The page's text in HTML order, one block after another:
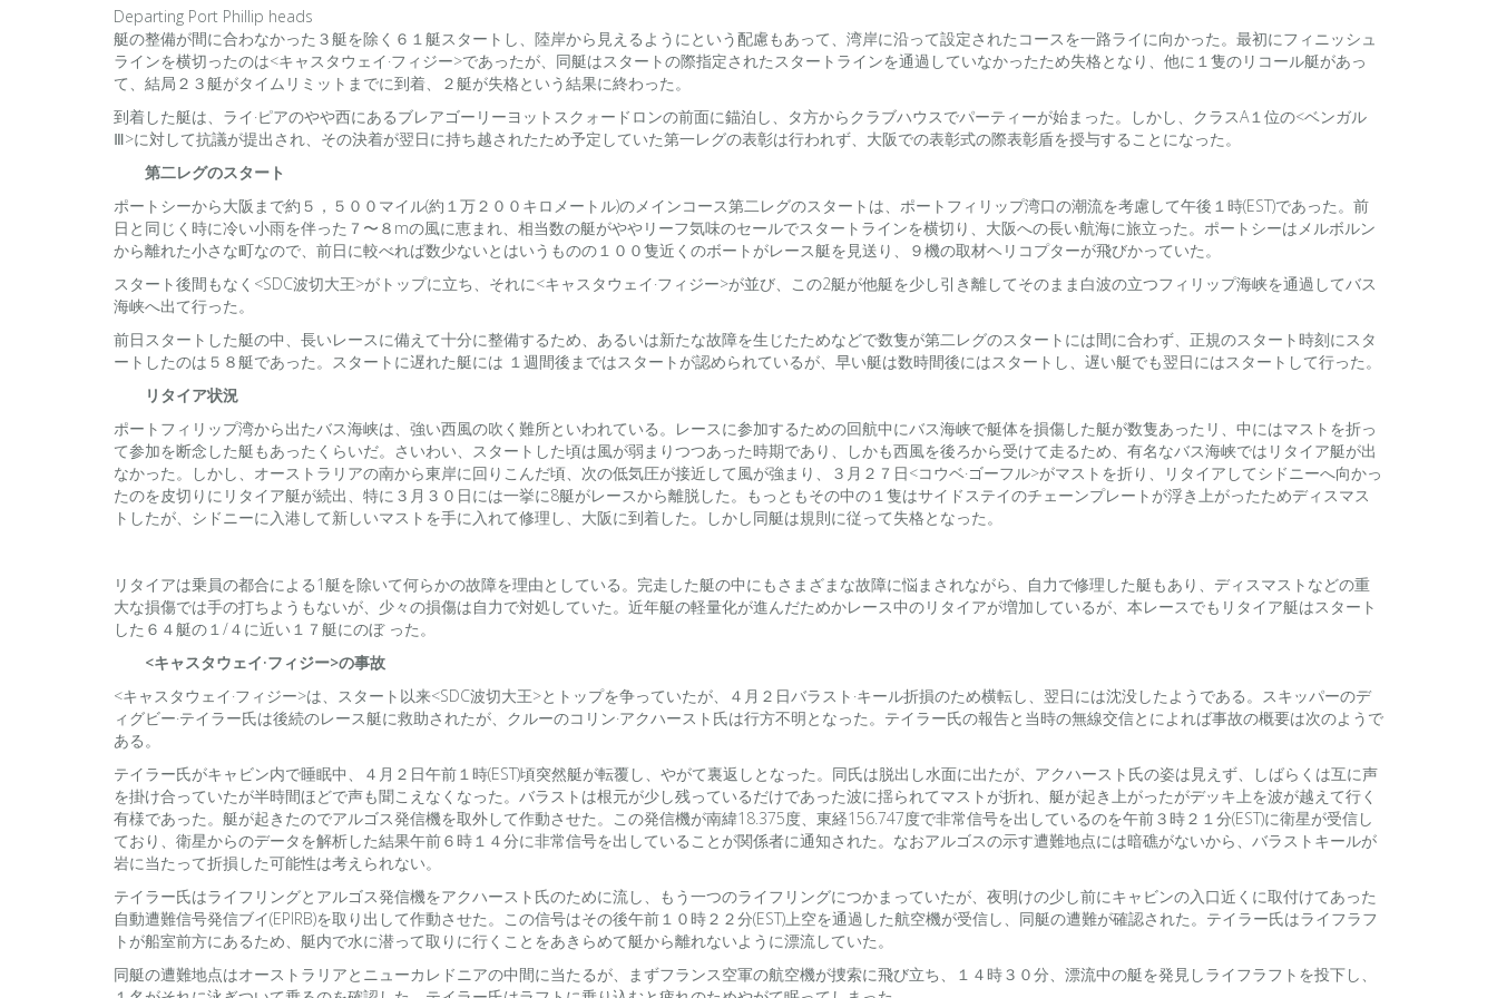
Departing Port Phillip heads
艇の整備が間に合わなかった３艇を除く６１艇スタートし、陸岸から見えるようにという配慮もあって、湾岸に沿って設定されたコースを一路ライに向かった。最初にフィニッシュ
ラインを横切ったのは<キャスタウェイ·フィジー>であったが、同艇はスタートの際指定されたスタートラインを通過していなかったため失格となり、他に１隻のリコール艇があっ
て、結局２３艇がタイムリミットまでに到着、２艇が失格という結果に終わった。
到着した艇は、ライ·ピアのやや西にあるブレアゴーリーヨットスクォードロンの前面に錨泊し、タ方からクラブハウスでパーティーが始まった。しかし、クラスA１位の<ベンガル
Ⅲ>に対して抗議が提出され、その決着が翌日に持ち越されたため予定していた第一レグの表彰は行われず、大阪での表彰式の際表彰盾を授与することになった。
第二レグのスタート
ポートシーから大阪まで約５，５００マイル(約１万２００キロメートル)のメインコース第二レグのスタートは、ポートフィリップ湾口の潮流を考慮して午後１時(EST)であった。前
日と同じく時に冷い小雨を伴った７〜８mの風に恵まれ、相当数の艇がややリーフ気味のセールでスタートラインを横切り、大阪への長い航海に旅立った。ポートシーはメルボルン
から離れた小さな町なので、前日に較べれば数少ないとはいうものの１００隻近くのボートがレース艇を見送り、９機の取材ヘリコプターが飛びかっていた。
スタート後間もなく<SDC波切大王>がトップに立ち、それに<キャスタウェイ·フィジー>が並び、この2艇が他艇を少し引き離してそのまま白波の立つフィリップ海峡を通過してバス
海峡へ出て行った。
前日スタートした艇の中、長いレースに備えて十分に整備するため、あるいは新たな故障を生じたためなどで数隻が第二レグのスタートには間に合わず、正規のスタート時刻にスタ
ートしたのは５８艇であった。スタートに遅れた艇には １週間後まではスタートが認められているが、早い艇は数時間後にはスタートし、遅い艇でも翌日にはスタートして行った。
リタイア状況
ポートフィリップ湾から出たバス海峡は、強い西風の吹く難所といわれている。レースに参加するための回航中にバス海峡で艇体を損傷した艇が数隻あったリ、中にはマストを折っ
て参加を断念した艇もあったくらいだ。さいわい、スタートした頃は風が弱まりつつあった時期であり、しかも西風を後ろから受けて走るため、有名なバス海峡ではリタイア艇が出
なかった。しかし、オーストラリアの南から東岸に回りこんだ頃、次の低気圧が接近して風が強まり、３月２７日<コウベ·ゴーフル>がマストを折り、リタイアしてシドニーへ向かっ
たのを皮切りにリタイア艇が続出、特に３月３０日には一挙に8艇がレースから離脱した。もっともその中の１隻はサイドステイのチェーンプレートが浮き上がったためディスマス
トしたが、シドニーに入港して新しいマストを手に入れて修理し、大阪に到着した。しかし同艇は規則に従って失格となった。
リタイアは乗員の都合による1艇を除いて何らかの故障を理由としている。完走した艇の中にもさまざまな故障に悩まされながら、自力で修理した艇もあり、ディスマストなどの重
大な損傷では手の打ちようもないが、少々の損傷は自力で対処していた。近年艇の軽量化が進んだためかレース中のリタイアが増加しているが、本レースでもリタイア艇はスタート
した６４艇の１/４に近い１７艇にのぼ った。
<キャスタウェイ·フィジー>の事故
<キャスタウェイ·フィジー>は、スタート以来<SDC波切大王>とトップを争っていたが、４月２日バラスト·キール折損のため横転し、翌日には沈没したようである。スキッパーのデ
ィグビー·テイラー氏は後続のレース艇に救助されたが、クルーのコリン·アクハースト氏は行方不明となった。テイラー氏の報告と当時の無線交信とによれば事故の概要は次のようで
ある。
テイラー氏がキャビン内で睡眠中、４月２日午前１時(EST)頃突然艇が転覆し、やがて裏返しとなった。同氏は脱出し水面に出たが、アクハースト氏の姿は見えず、しばらくは互に声
を掛け合っていたが半時間ほどで声も聞こえなくなった。バラストは根元が少し残っているだけであった波に揺られてマストが折れ、艇が起き上がったがデッキ上を波が越えて行く
有様であった。艇が起きたのでアルゴス発信機を取外して作動させた。この発信機が南緯18.375度、東経156.747度で非常信号を出しているのを午前３時２１分(EST)に衛星が受信し
ており、衛星からのデータを解析した結果午前６時１４分に非常信号を出していることが関係者に通知された。なおアルゴスの示す遭難地点には暗礁がないから、バラストキールが
岩に当たって折損した可能性は考えられない。
テイラー氏はライフリングとアルゴス発信機をアクハースト氏のために流し、もう一つのライフリングにつかまっていたが、夜明けの少し前にキャビンの入口近くに取付けてあった
自動遭難信号発信ブイ(EPIRB)を取り出して作動させた。この信号はその後午前１０時２２分(EST)上空を通過した航空機が受信し、同艇の遭難が確認された。テイラー氏はライフラフ
トが船室前方にあるため、艇内で水に潜って取りに行くことをあきらめて艇から離れないように漂流していた。
同艇の遭難地点はオーストラリアとニューカレドニアの中間に当たるが、まずフランス空軍の航空機が捜索に飛び立ち、１４時３０分、漂流中の艇を発見しライフラフトを投下し、